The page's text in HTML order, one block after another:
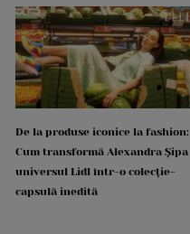
De la produse iconice la fashion:
Cum transformă Alexandra Șipa
universul Lidl într-o colecție-
capsulă inedită